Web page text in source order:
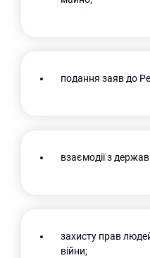
подання заяв до
взаємодії з
захисту прав
війни;